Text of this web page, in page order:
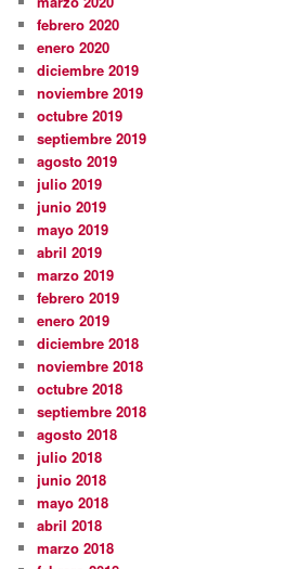
febrero 2020
enero 2020
diciembre 2019
noviembre 2019
octubre 2019
septiembre 2019
agosto 2019
julio 2019
junio 2019
mayo 2019
abril 2019
marzo 2019
febrero 2019
enero 2019
diciembre 2018
noviembre 2018
octubre 2018
septiembre 2018
agosto 2018
julio 2018
junio 2018
mayo 2018
abril 2018
marzo 2018